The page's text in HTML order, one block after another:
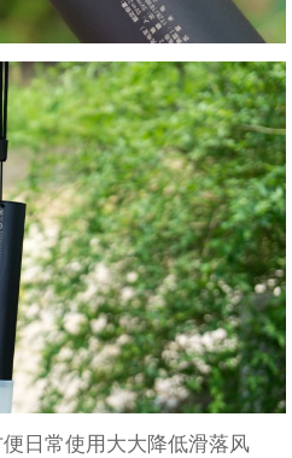
日常使用大大降低滑落风